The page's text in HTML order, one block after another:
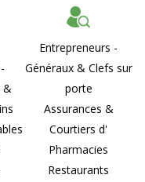
&
Entrepreneurs -
Généraux & Clefs sur
porte
Assurances &
Courtiers d'
Pharmacies
Restaurants